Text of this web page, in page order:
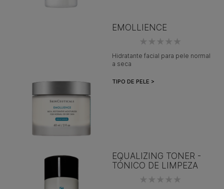
EMOLLIENCE
Hidratante facial para pele normal
a seca
TIPO DE PELE >
EQUALIZING TONER -
TÓNICO DE LIMPEZA